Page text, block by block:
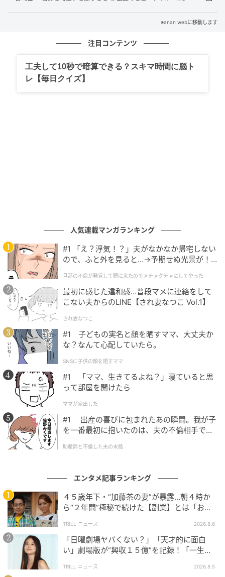
A 日差しが降り注ぐプールの水面のようにシアーな発
EX-09 ¥3,080 ※セット価格 限定販売中（RMK Division
TEL. 0120-988-271）
anan
B 星のようなきらめきをプラスするクリアハイライト
のアイライナー。カネボウ アイシグナライザー EX3
¥3,850 限定販売中（カネボウインターナショナルDiv.
TEL. 0120-518-520）
※anan webに移動します
注目コンテンツ
工夫して10秒で暗算できる？スキマ時間に脳ト
レ【毎日クイズ】
人気連載マンガランキング
#1 「え？浮気！？」夫がなかなか帰宅しない
ので、ふと外を見ると…→予期せぬ光景が！
クチャにしてやった
旦那の不倫が発覚して頭に来たのでメチャクチャにしてやった
最初に感じた違和感…普段マメに連絡をして
こない夫からのLINE【され妻なつこ Vol.1】
され妻なつこ
#1 子どもの実名と顔を晒すママ、大丈夫か
な？なんて心配していたら。
SNSに子供の顔を晒すママ
#1 「ママ、生きてるよね？」寝ていると思
って部屋を開けたら
ママが家出した
#1 出産の喜びに包まれたあの瞬間。我が子
を一番最初に抱いたのは、夫の不倫相手でし
助産師と不倫した夫の末路
エンタメ記事ランキング
４５歳年下・“加藤茶の妻”が暴露…朝４時か
ら“２年間”極秘で続けた【副業】とは「お金
TRILL ニュース 2026.8.6
「日曜劇場ヤバくない？」「天才的に面白
い」劇場版が“興収１５億”を記録！「一生言
TRILL ニュース 2026.8.5